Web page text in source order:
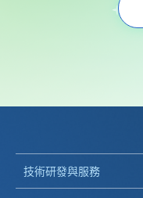
技術研發與服務